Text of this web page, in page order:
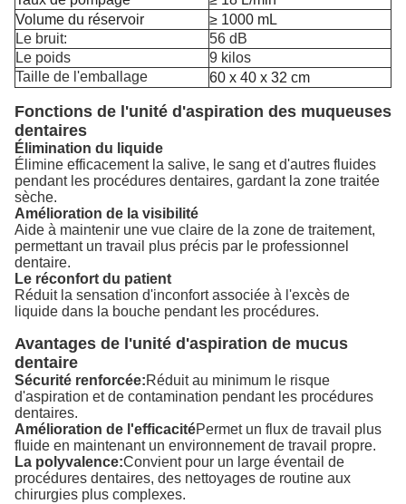
Volume du réservoir
≥ 1000 mL
Le bruit:
56 dB
Le poids
9 kilos
Taille de l'emballage
60 x 40 x 32 cm
Fonctions de l'unité d'aspiration des muqueuses
dentaires
Élimination du liquide
Élimine efficacement la salive, le sang et d'autres fluides
pendant les procédures dentaires, gardant la zone traitée
sèche.
Amélioration de la visibilité
Aide à maintenir une vue claire de la zone de traitement,
permettant un travail plus précis par le professionnel
dentaire.
Le réconfort du patient
Réduit la sensation d'inconfort associée à l'excès de
liquide dans la bouche pendant les procédures.
Avantages de l'unité d'aspiration de mucus
dentaire
Sécurité renforcée:Réduit au minimum le risque
d'aspiration et de contamination pendant les procédures
dentaires.
Amélioration de l'efficacitéPermet un flux de travail plus
fluide en maintenant un environnement de travail propre.
La polyvalence:Convient pour un large éventail de
procédures dentaires, des nettoyages de routine aux
chirurgies plus complexes.